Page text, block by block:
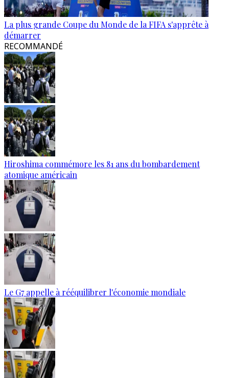
La plus grande Coupe du Monde de la FIFA s'apprête à
démarrer
RECOMMANDÉ
Hiroshima commémore les 81 ans du bombardement
atomique américain
Le G7 appelle à rééquilibrer l'économie mondiale